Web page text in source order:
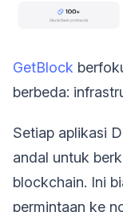
GetBlock
berbeda:
Setiap aplikasi
andal untuk
blockchain. Ini
permintaan ke